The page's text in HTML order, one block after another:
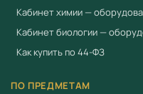
Кабинет химии —
Кабинет биологии —
Как купить по 44-ФЗ
ПО ПРЕДМЕТАМ